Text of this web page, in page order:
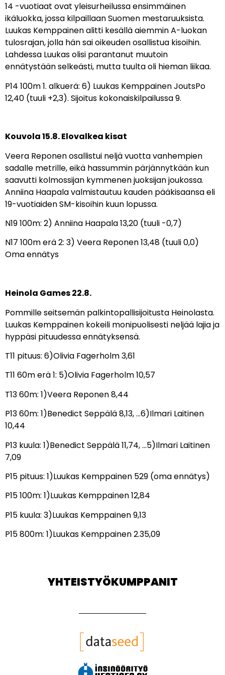
14 -vuotiaat ovat yleisurheilussa ensimmäinen
ikäluokka, jossa kilpaillaan Suomen mestaruuksista.
Luukas Kemppainen alitti kesällä aiemmin A-luokan
tulosrajan, jolla hän sai oikeuden osallistua kisoihin.
Lahdessa Luukas olisi parantanut muutoin
ennätystään selkeästi, mutta tuulta oli hieman liikaa.
P14 100m 1. alkuerä: 6) Luukas Kemppainen JoutsPo
12,40 (tuuli +2,3). Sijoitus kokonaiskilpailussa 9.
Kouvola 15.8. Elovalkea kisat
Veera Reponen osallistui neljä vuotta vanhempien
sadalle metrille, eikä hassummin pärjännytkään kun
saavutti kolmossijan kymmenen juoksijan joukossa.
Anniina Haapala valmistautuu kauden pääkisaansa eli
19-vuotiaiden SM-kisoihin kuun lopussa.
N19 100m: 2) Anniina Haapala 13,20 (tuuli -0,7)
N17 100m erä 2: 3) Veera Reponen 13,48 (tuuli 0,0)
Oma ennätys
Heinola Games 22.8.
Pommille seitsemän palkintopallisijoitusta Heinolasta.
Luukas Kemppainen kokeili monipuolisesti neljää lajia ja
hyppäsi pituudessa ennätyksensä.
T11 pituus: 6)Olivia Fagerholm 3,61
T11 60m erä 1: 5)Olivia Fagerholm 10,57
T13 60m: 1)Veera Reponen 8,44
P13 60m: 1)Benedict Seppälä 8,13, …6)Ilmari Laitinen
10,44
P13 kuula: 1)Benedict Seppälä 11,74, …5)Ilmari Laitinen
7,09
P15 pituus: 1)Luukas Kemppainen 529 (oma ennätys)
P15 100m: 1)Luukas Kemppainen 12,84
P15 kuula: 3)Luukas Kemppainen 9,13
P15 800m: 1)Luukas Kemppainen 2.35,09
YHTEISTYÖKUMPPANIT